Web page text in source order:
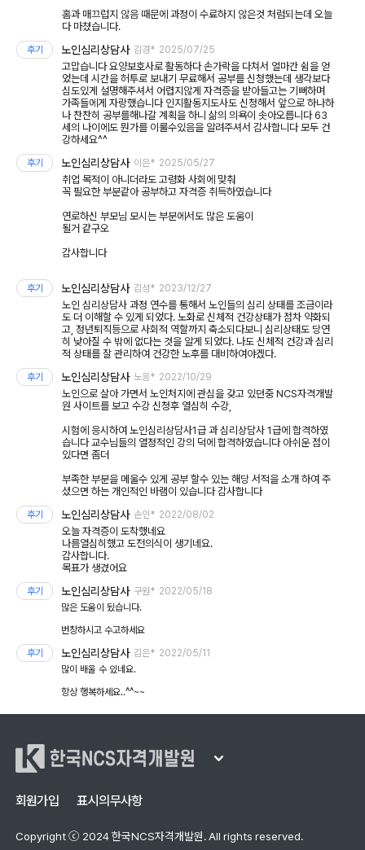
홈과 매끄럽지 않음 때문에 과정이 수료하지 않은것 처럼되는데 오늘
다 마쳤습니다.
후기 노인심리상담사 김경* 2025/07/25
고맙습니다 요양보호사로 활동하다 손가락을 다쳐서 얼마간 쉼을 얻
었는데 시간을 허투로 보내기 무료해서 공부를 신청했는데 생각보다
심도있게 설명해주셔서 어렵지않게 자격증을 받아들고는 기뻐하며
가족들에게 자랑했습니다 인지활동지도사도 신청해서 앞으로 하나하
나 찬찬히 공부를해나갈 계획을 하니 삶의 의욕이 솟아오릅니다 63
세의 나이에도 뭔가를 이룰수있음을 알려주셔서 감사합니다 모두 건
강하세요^^
후기 노인심리상담사 이은* 2025/05/27
취업 목적이 아니더라도 고령화 사회에 맞춰
꼭 필요한 부분같아 공부하고 자격증 취득하였습니다
연로하신 부모님 모시는 부분에서도 많은 도움이
될거 같구오
감사합니다
후기 노인심리상담사 김성* 2023/12/27
노인 심리상담사 과정 연수를 통해서 노인들의 심리 상태를 조금이라
도 더 이해할 수 있게 되었다. 노화로 신체적 건강상태가 점차 약화되
고, 정년퇴직등으로 사회적 역할까지 축소되다보니 심리상태도 당연
히 낮아질 수 밖에 없다는 것을 알게 되었다. 나도 신체적 건강과 심리
적 상태를 잘 관리하여 건강한 노후를 대비하여야겠다.
후기 노인심리상담사 노응* 2022/10/29
노인으로 살아 가면서 노인처지에 관심을 갖고 있던중 NCS자격개발
원 사이트를 보고 수강 신청후 열심히 수강,
시험에 응시하여 노인심리상담사1급 과 심리상담사 1급에 합격하였
습니다 교수님들의 열정적인 강의 덕에 합격하였습니다 아쉬운 점이
있다면 좀더
부족한 부분을 메울수 있게 공부 할수 있는 해당 서적을 소개 하여 주
셨으면 하는 개인적인 바램이 있습니다 감사합니다
후기 노인심리상담사 손인* 2022/08/02
오늘 자격증이 도착했네요
나름열심히했고 도전의식이 생기네요.
감사합니다.
목표가 생겼어요
후기 노인심리상담사 구원* 2022/05/18
많은 도움이 됬습니다.
번창하시고 수고하세요
후기
노인심리상담사 김은* 2022/05/11
많이 배울 수 있네요.
항상 행복하세요..^^~~
한국NCS자격개발원
회원가입 표시의무사항
Copyright ⓒ 2024 한국NCS자격개발원. All rights reserved.